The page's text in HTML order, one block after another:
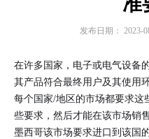
发布日期： 2023-
在许多国家，电子或电气设备
其产品符合最终用户及其使用
每个国家/地区的市场都要求这
些要求，然后才能在该市场销售
墨西哥该市场要求进口到该国